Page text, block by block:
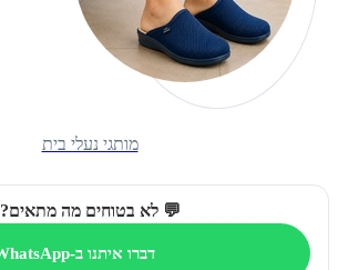
מותגי נעלי בית
💬 לא בטוחים מה מתאים?
דברו איתנו ב-WhatsApp